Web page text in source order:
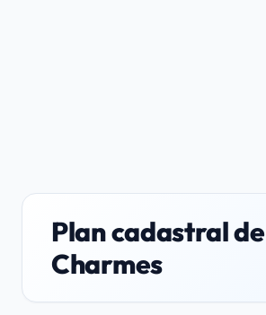
Plan cadastral de
Charmes